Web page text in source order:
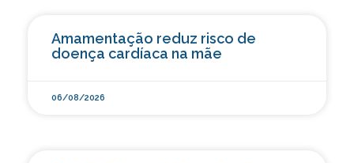
Amamentação reduz risco de
doença cardíaca na mãe
06/08/2026